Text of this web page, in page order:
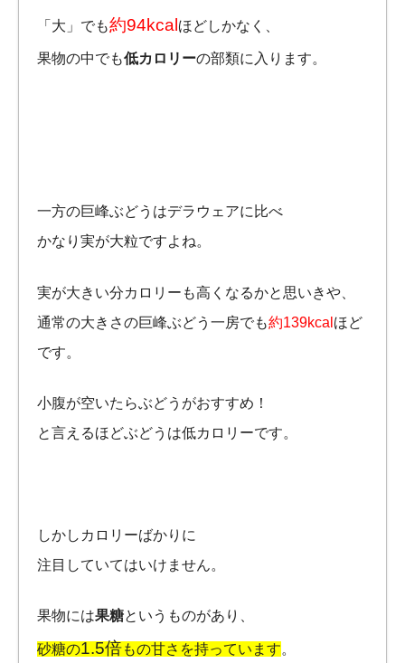
「大」でも約94kcal ほどしかなく、
果物の中でも低カロリーの部類に入ります。
一方の巨峰ぶどうはデラウェアに比べ
かなり実が大粒ですよね。
実が大きい分カロリーも高くなるかと思いきや、
通常の大きさの巨峰ぶどう一房でも約139kcal ほど
です。
小腹が空いたらぶどうがおすすめ！
と言えるほどぶどうは低カロリーです。
しかしカロリーばかりに
注目していてはいけません。
果物には果糖というものがあり、
砂糖の1.5倍もの甘さを持っています。